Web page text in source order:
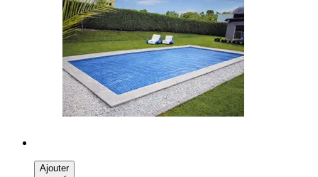
Ajouter